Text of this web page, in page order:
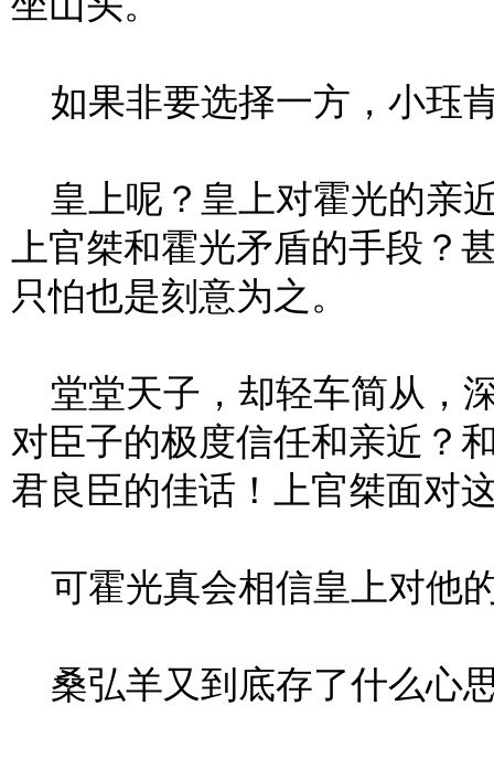
如果非要选择一方，小珏
皇上呢？皇上对霍光的亲
上官桀和霍光矛盾的手段？
只怕也是刻意为之。
堂堂天子，却轻车简从，
对臣子的极度信任和亲近？
君良臣的佳话！上官桀面对
可霍光真会相信皇上对他
桑弘羊又到底存了什么心